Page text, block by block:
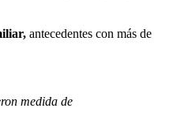
antecedentes con más de
medida de